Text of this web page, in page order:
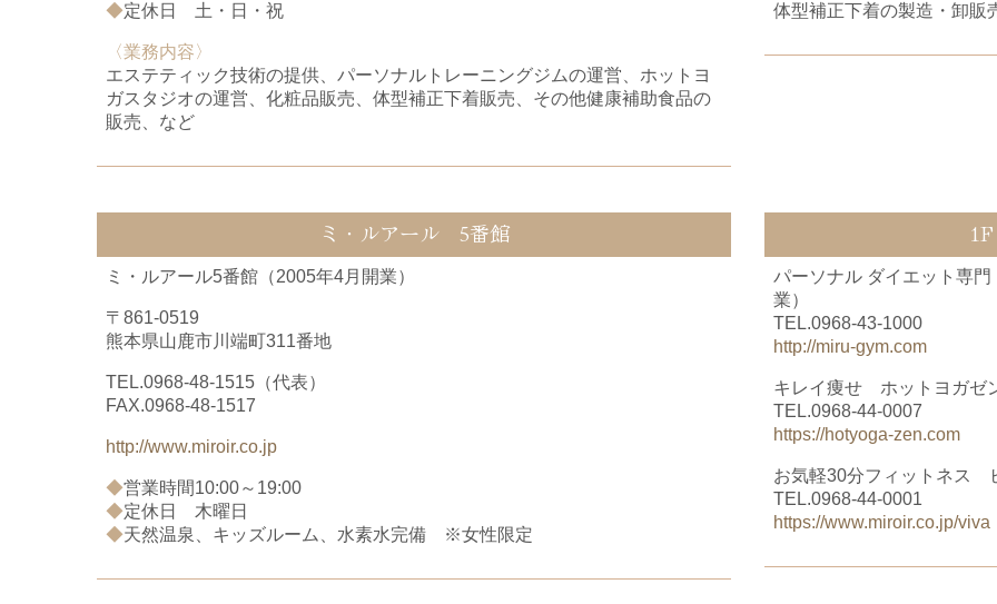
◆定休日 土・日・祝
〈業務内容〉
エステティック技術の提供、 パーソナルトレーニングジムの運営、ホットヨ
ガスタジオの運営、 化粧品販売、体型補正下着販売、 その他健康補助食品の
販売、 など
体型補正下着の製造・卸販
ミ・ルアール 5番館
ミ・ルアール5番館（2005年4月開業）
〒861-0519
熊本県山鹿市川端町311番地
TEL.0968-48-1515 （代表）
FAX.0968-48-1517
http://www.miroir.co.jp
◆営業時間10:00～19:00
◆定休日 木曜日
◆天然温泉、キッズルーム、水素水完備 ※女性限定
パーソナル ダイエット専
業）
TEL.0968-43-1000
http://miru-gym.com
キレイ痩せ ホットヨガゼ
TEL.0968-44-0007
https://hotyoga-zen.com
お気軽30分フィットネス
TEL.0968-44-0001
https://www.miroir.co.jp/viva